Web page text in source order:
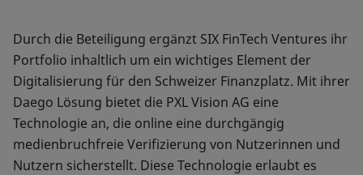
Durch die Beteiligung ergänzt SIX FinTech Ventures ihr
Portfolio inhaltlich um ein wichtiges Element der
Digitalisierung für den Schweizer Finanzplatz. Mit ihrer
Daego Lösung bietet die PXL Vision AG eine
Technologie an, die online eine durchgängig
medienbruchfreie Verifizierung von Nutzerinnen und
Nutzern sicherstellt. Diese Technologie erlaubt es